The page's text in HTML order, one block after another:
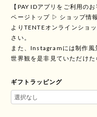
【PAY IDアプリをご利用のお
ページトップ ▷ ショップ情
よりTENTEオンラインショ
さい。
また、Instagramには制作風
世界観を是非見ていただけた
ギフトラッピング